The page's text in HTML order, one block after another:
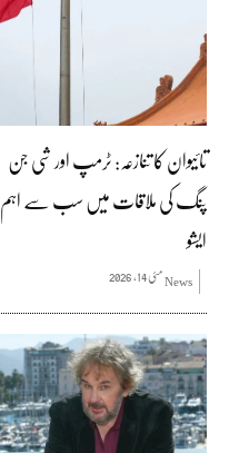
تائیوان کا تنازعہ: ٹرمپ اور شی جن
پنگ کی ملاقات میں سب سے اہم
ایشو
Newsمئی 14, 2026